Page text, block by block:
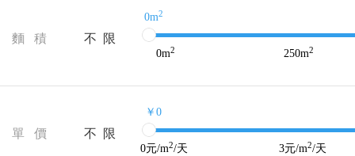
麵 積 不 限
0m2
0m2 250m2
單 價 不 限
￥0
0元/m2/天 3元/m2/天